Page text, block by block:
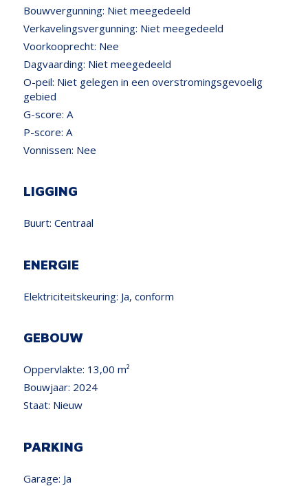
Bouwvergunning: Niet meegedeeld
Verkavelingsvergunning: Niet meegedeeld
Voorkooprecht: Nee
Dagvaarding: Niet meegedeeld
O-peil: Niet gelegen in een overstromingsgevoelig
gebied
G-score: A
P-score: A
Vonnissen: Nee
LIGGING
Buurt: Centraal
ENERGIE
Elektriciteitskeuring: Ja, conform
GEBOUW
Oppervlakte: 13,00 m²
Bouwjaar: 2024
Staat: Nieuw
PARKING
Garage: Ja